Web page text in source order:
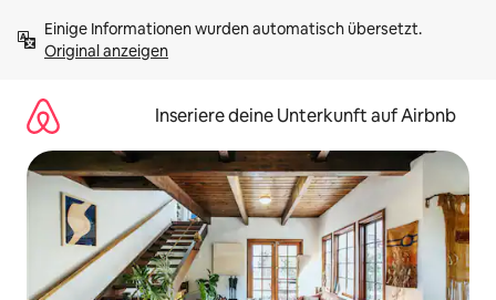
Inhalten
springenOriginal anzeigen
Inseriere deine Unterkunft auf Airbnb